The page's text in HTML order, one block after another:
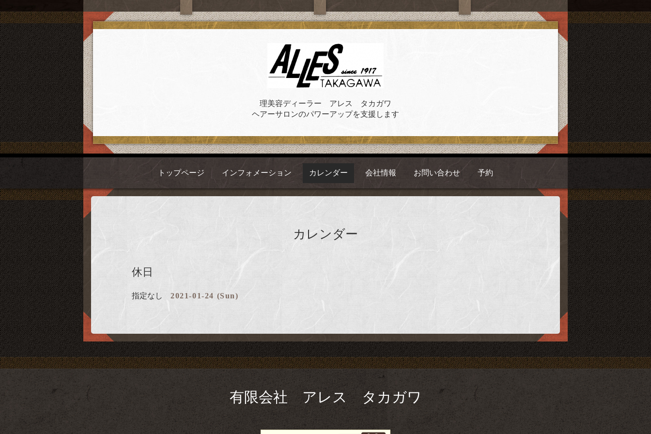
理美容ディーラー アレス タカガワ
ヘアーサロンのパワーアップを支援します
トップページ インフォメーション カレンダー 会社情報 お問い合わせ 予約
カレンダー
休日
指定なし 2021-01-24 (Sun)
有限会社 アレス タカガワ